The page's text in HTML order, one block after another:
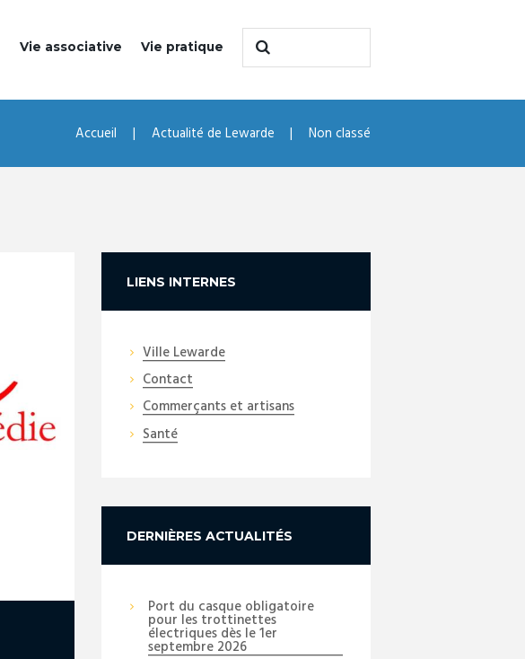
Vie associative Vie pratique
Accueil Actualité de Lewarde Non classé
LIENS INTERNES
Ville Lewarde
Contact
Commerçants et artisans
Santé
DERNIÈRES ACTUALITÉS
Port du casque obligatoire
pour les trottinettes
électriques dès le 1er
septembre 2026